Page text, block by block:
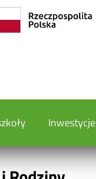
Inwestycje